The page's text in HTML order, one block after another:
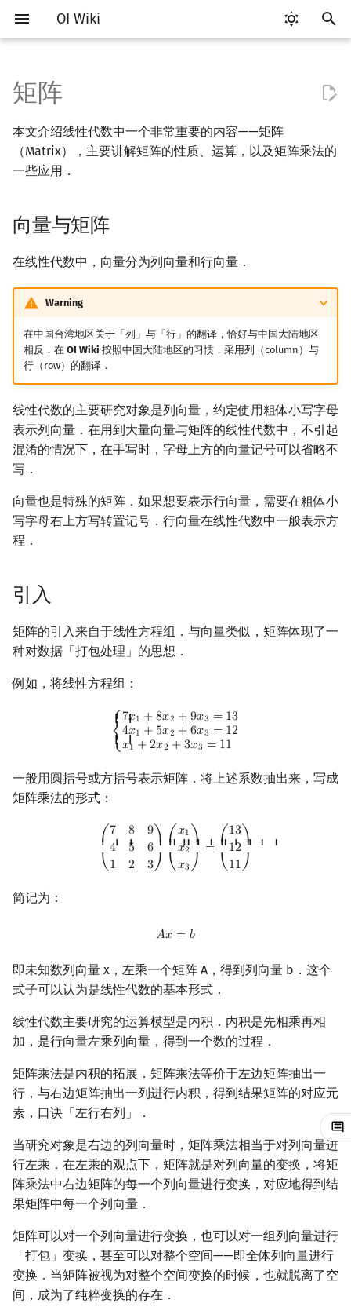
OI Wiki
入
以
开
索
Getting Started
关于本项目
OI Wiki 不是什么
格式手册
数学符号表
F.A.Q.
镜像站列表
致谢
比赛相关简介
赛事 ICPC/CCPC 赛事与赛制
交互题
学习路线
学习资源
技巧
分段打表
出题
工具软件简介
代码编辑工具 Emacs
Eclipse
Kate
CLion
Geany
GUIDE
Arbiter
Lemon
命令行
命令行编译与调试
编译器
WSL (Windows 10)
Special Judge
Testlib
通用
Interactor
Polygon
OJ 工具
LaTeX 入门
语言基础简介
C++ 基础 C++ 语法基础
流程控制语句
函数
STL 容器
string
C++ 进阶
命名空间
引用
新版 C++ 特性
pb_ds
编译优化
C++ 与其他常用语言的区别
Pascal 转 C++ 急救
Python 速成
Java 速成
Java 进阶
算法基础简介
复杂度 均摊复杂度
模拟
递归 & 分治
贪心
排序
选择排序
计数排序
快速排序
堆排序
桶排序
锦标赛排序
前缀和 & 差分
二分
倍增
搜索部分简介
DFS（搜索）
双向搜索
启发式搜索
迭代加深搜索
IDA*
回溯法
Dancing Links
Alpha–Beta 剪枝
优化
动态规划部分简介
动态规划基础
背包 DP
区间 DP
DAG 上的 DP
树形 DP
状压 DP
数位 DP
插头 DP
计数 DP
动态 DP
DP 套 DP
DP 优化
单调队列/单调栈优化
Slope Trick 优化
状态设计优化
其它 DP 方法
字符串部分简介
字符串基础
字符串匹配
字符串哈希
字典树 (Trie)
前缀函数与 KMP 算法
Boyer–Moore 算法
Z 函数（扩展 KMP）
AC 自动机
后缀数组 (SA)
最优原地后缀排序算法
后缀自动机 (SAM)
广义后缀自动机
后缀树
Manacher
最小表示法
Main–Lorentz 算法
数字系统简介
进位制
格雷码
数论基础
模算术简介
最大公约数
欧拉函数
筛法
分解质因数
裴蜀定理 & 一次不定方程
费马小定理 & 欧拉定理
模逆元
线性同余方程
中国剩余定理
阶乘取模
卢卡斯定理
同余方程
离散对数
高次剩余 & 单位根
杜教筛
Powerful Number 筛
Min_25 筛
洲阁筛
类欧几里德算法
Meissel–Lehmer 算法
Stern–Brocot 树与 Farey 序列
二次域
多项式与生成函数简介
代数基本定理
快速数论变换
快速沃尔什变换
Chirp Z 变换
多项式牛顿迭代
多项式多点求值|快速插值
多项式初等函数
常系数齐次线性递推
多项式平移|连续点值平移
符号化方法
形式幂级数复合|复合逆
普通生成函数
指数生成函数
排列组合
抽屉原理
斐波那契数列
错位排列
卡特兰数
斯特林数
贝尔数
伯努利数
Entringer Number
Eulerian Number
分拆数
Pólya 计数
图论计数
向量与矩阵
引入
同型矩阵
方阵
主对角线
对称矩阵
对角矩阵
三角矩阵
单位三角矩阵
矩阵的线性运算
矩阵乘法
优化
方阵的逆
看待线性方程组的两种视角
定长最短路
限长路径计数/最短路
习题
线性规划基础
单纯形法
基本概念
群论
域论
Schreier–Sims 算法
基本概念
条件概率与独立性
随机变量的数字特征
概率不等式
博弈论简介
公平组合游戏
非公平组合游戏
插值
数值积分
牛顿迭代法
数据结构部分简介
栈
链表
哈希表
并查集
并查集复杂度
堆
二叉堆
块状数据结构
块状数组
Sqrt Tree
单调栈
单调队列
树状数组
线段树合并 & 分裂
区间最值操作 & 区间历史
Kinetic Tournament Tree
划分树
二叉搜索树 & 平衡树
Treap
替罪羊树
Size Balanced Tree
红黑树
左偏红黑树
跳表
可持久化线段树
可持久化字典树
平衡树套线段树
分块套树状数组
K-D Tree
全局平衡二叉树
霍夫曼树
图论部分简介
图论相关概念
DFS（图论）
BFS（图论）
树上问题
树的直径
最近公共祖先
树上启发式合并
树分治
动态树分治
树哈希
有向无环图
拓扑排序
最短路问题
差分约束
生成树问题
最小树形图
斯坦纳树
拆点
双连通分量
点/边连通度
环计数问题
最小环
2-SAT
二分图
最大流
上下界网络流
图的匹配
二分图最大匹配
一般图最大权匹配
Prüfer 序列
矩阵树定理
LGV 引理
最大团搜索算法
支配树
计算几何部分简介
二维计算几何基础
距离
Pick 定理
三角剖分
凸包
扫描线
旋转卡壳
半平面交
平面最近点对
随机增量法
计算几何杂项
杂项简介
离散化
离线算法
CDQ 分治
分数规划
随机化
随机化技巧
悬线法
有限状态自动机
计算理论基础
字节顺序
约瑟夫问题
表达式求值
主元素问题
Garsia–Wachs 算法
15-puzzle
空间优化简介
RMQ
并查集应用
线段树与离线询问
矩阵
本文介绍线性代数中一个非常重要的内容——矩阵
（Matrix），主要讲解矩阵的性质、运算，以及矩阵乘法的
一些应用．
向量与矩阵
在线性代数中，向量分为列向量和行向量．
Warning
在中国台湾地区关于「列」与「行」的翻译，恰好与中国大陆地区
相反．在 OI Wiki 按照中国大陆地区的习惯，采用列（column）与
行（row）的翻译．
线性代数的主要研究对象是列向量，约定使用粗体小写字母
表示列向量．在用到大量向量与矩阵的线性代数中，不引起
混淆的情况下，在手写时，字母上方的向量记号可以省略不
写．
向量也是特殊的矩阵．如果想要表示行向量，需要在粗体小
写字母右上方写转置记号．行向量在线性代数中一般表示方
程．
引入
矩阵的引入来自于线性方程组．与向量类似，矩阵体现了一
种对数据「打包处理」的思想．
例如，将线性方程组：
⎧{ {
⎨{ {
⎩
7𝑥1 +8𝑥2 +9𝑥3 = 13
4𝑥1 +5𝑥2 +6𝑥3 = 12
𝑥1 +2𝑥2 +3𝑥3 = 11
3 =134x1+5x 2+ 6x3= 12 x1+
一般用圆括号或方括号表示矩阵．将上述系数抽出来，写成
矩阵乘法的形式：
⎛⎜ ⎜ ⎜
⎝
7 8
9
4
5
6
1
2 3
⎞
⎟ ⎟ ⎟
⎠
⎛
⎜ ⎜ ⎜
⎝
𝑥1
𝑥2
𝑥3
⎞
⎟ ⎟ ⎟
⎠
= ⎛
⎜ ⎜ ⎜
⎝
13
12
11
⎞
⎟ ⎟ ⎟
⎠
789 56 23) x1x2 x3 131211
简记为：
𝐴𝑥 = 𝑏
Ax =b
即未知数列向量 x，左乘一个矩阵 A，得到列向量 b．这个
式子可以认为是线性代数的基本形式．
线性代数主要研究的运算模型是内积．内积是先相乘再相
加，是行向量左乘列向量，得到一个数的过程．
矩阵乘法是内积的拓展．矩阵乘法等价于左边矩阵抽出一
行，与右边矩阵抽出一列进行内积，得到结果矩阵的对应元
素，口诀「左行右列」．
当研究对象是右边的列向量时，矩阵乘法相当于对列向量进
行左乘．在左乘的观点下，矩阵就是对列向量的变换，将矩
阵乘法中右边矩阵的每一个列向量进行变换，对应地得到结
果矩阵中每一个列向量．
矩阵可以对一个列向量进行变换，也可以对一组列向量进行
「打包」变换，甚至可以对整个空间——即全体列向量进行
变换．当矩阵被视为对整个空间变换的时候，也就脱离了空
间，成为了纯粹变换的存在．